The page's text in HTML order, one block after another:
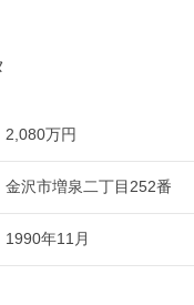
2,080万円
金沢市増泉二丁目252番
1990年11月